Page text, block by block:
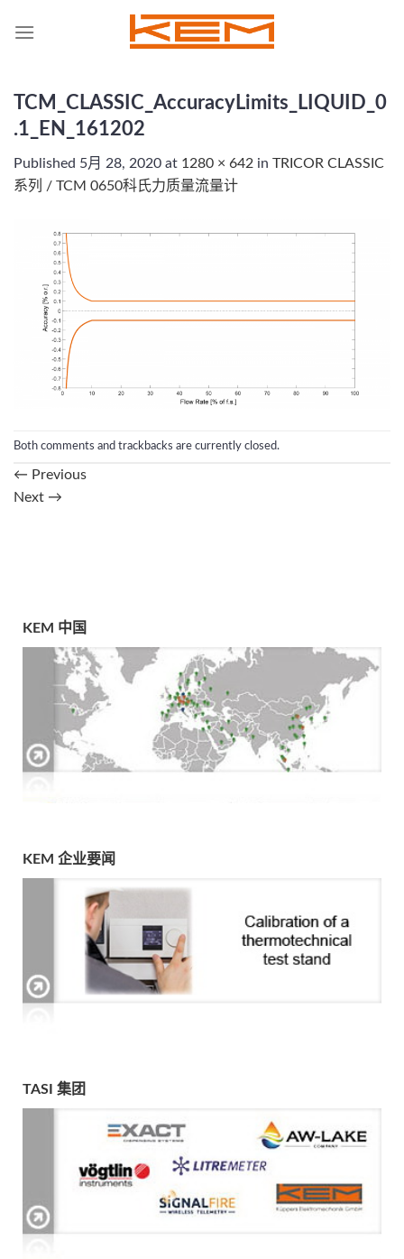
TCM_CLASSIC_AccuracyLimits_LIQUID_0
.1_EN_161202
Published 5月 28, 2020 at 1280 × 642 in TRICOR CLASSIC
系列 / TCM 0650科氏力质量流量计
Both comments and trackbacks are currently closed.
← Previous
Next →
KEM 中国
KEM 企业要闻
TASI 集团